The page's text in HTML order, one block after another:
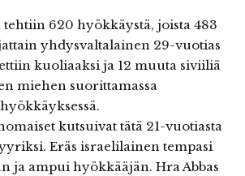
620 hyökkäystä, joista 483
yhdysvaltalainen 29-vuotias
kuoliaaksi ja 12 muuta siviiliä
miehen suorittamassa
kutsuivat tätä 21-vuotiasta
Eräs israelilainen tempasi
ja ampui hyökkääjän. Hra Abbas